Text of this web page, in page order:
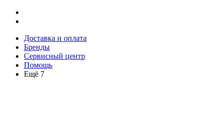
Доставка и оплата
Бренды
Сервисный центр
Помощь
Ещё 7